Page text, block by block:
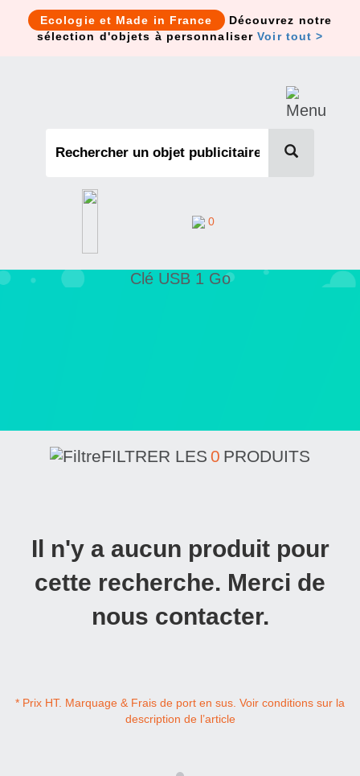
Ecologie et Made in France
Découvrez notre
sélection d'objets à personnaliserVoir tout >
0
Clé USB 1 Go
FILTRER LES 0 PRODUITS
Il n'y a aucun produit pour
cette recherche. Merci de
nous contacter.
* Prix HT. Marquage & Frais de port en sus. Voir conditions sur la
description de l’article
Cookies management panel